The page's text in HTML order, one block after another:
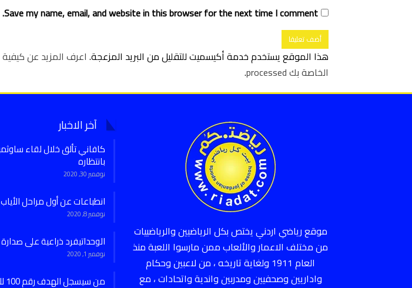
Save my name, email, and website in this browser for the next time I comment.
هذا الموقع يستخدم خدمة أكيسميت للتقليل من البريد المزعجة.اعرف المزيد عن كيفية
الخاصة بك processed
.
موقع رياضي اردني يختص بكل الرياضيين والرياضييات
من مختلف الاعمار والألعاب ممن مارسوا اللعبة منذ
العام 1911 ولغاية تاريخه ، من لاعبين وحكام
واداريين وصحفيين ومدربين واندية واتحادات ، مع
آخر الاخبار
كافاني تألق خلال لقاء
بانتظاره
نوفمبر 30, 2020
انطباعات عن أول مراحل الأياب
نوفمبر 8, 2020
الوحداتيفرد ذراعية على
نوفمبر 1, 2020
من سيسجل الهدف رقم 100 للرمثا بشباك الجزيرة !!